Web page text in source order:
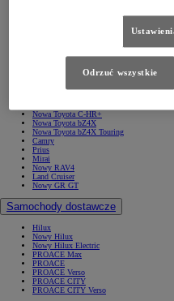
Corolla Hatchback
Corolla TS Kombi
Nowa Corolla Cross
Nowa Toyota C-HR+
Nowa Toyota bZ4X
Nowa Toyota bZ4X Touring
Camry
Prius
Mirai
Nowy RAV4
Land Cruiser
Nowy GR GT
Samochody dostawcze
Hilux
Nowy Hilux
Nowy Hilux Electric
PROACE Max
PROACE
PROACE Verso
PROACE CITY
PROACE CITY Verso
Odrzuć wszystkie